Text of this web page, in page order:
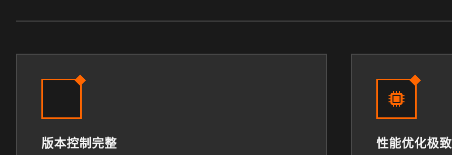
版本控制完整 性能优化极致